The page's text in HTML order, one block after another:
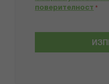
поверителност *